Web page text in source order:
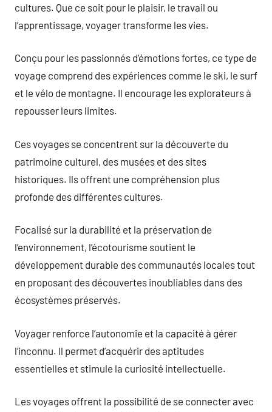
cultures. Que ce soit pour le plaisir, le travail ou
l’apprentissage, voyager transforme les vies.
Conçu pour les passionnés d’émotions fortes, ce type de
voyage comprend des expériences comme le ski, le surf
et le vélo de montagne. Il encourage les explorateurs à
repousser leurs limites.
Ces voyages se concentrent sur la découverte du
patrimoine culturel, des musées et des sites
historiques. Ils offrent une compréhension plus
profonde des différentes cultures.
Focalisé sur la durabilité et la préservation de
l’environnement, l’écotourisme soutient le
développement durable des communautés locales tout
en proposant des découvertes inoubliables dans des
écosystèmes préservés.
Voyager renforce l’autonomie et la capacité à gérer
l’inconnu. Il permet d’acquérir des aptitudes
essentielles et stimule la curiosité intellectuelle.
Les voyages offrent la possibilité de se connecter avec